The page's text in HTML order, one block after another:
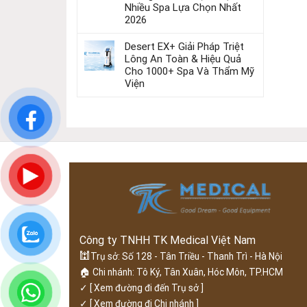
Nhiều Spa Lựa Chọn Nhất
2026
Desert EX+ Giải Pháp Triệt
Lông An Toàn & Hiệu Quả
Cho 1000+ Spa Và Thẩm Mỹ
Viện
Công ty TNHH TK Medical Việt Nam
🕍 Trụ sở: Số 128 - Tân Triều - Thanh Trì - Hà Nội
🏠 Chi nhánh: Tô Ký, Tân Xuân, Hóc Môn, TP.HCM
✓ [ Xem đường đi đến Trụ sở ]
✓ [ Xem đường đi Chi nhánh ]